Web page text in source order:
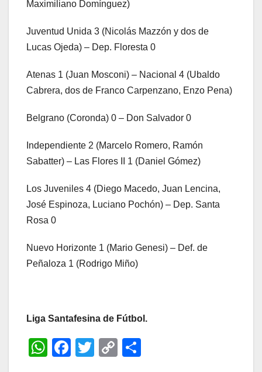
Maximiliano Domínguez)
Juventud Unida 3 (Nicolás Mazzón y dos de
Lucas Ojeda) – Dep. Floresta 0
Atenas 1 (Juan Mosconi) – Nacional 4 (Ubaldo
Cabrera, dos de Franco Carpenzano, Enzo Pena)
Belgrano (Coronda) 0 – Don Salvador 0
Independiente 2 (Marcelo Romero, Ramón
Sabatter) – Las Flores II 1 (Daniel Gómez)
Los Juveniles 4 (Diego Macedo, Juan Lencina,
José Espinoza, Luciano Pochón) – Dep. Santa
Rosa 0
Nuevo Horizonte 1 (Mario Genesi) – Def. de
Peñaloza 1 (Rodrigo Miño)
Liga Santafesina de Fútbol.
W
F
T
C